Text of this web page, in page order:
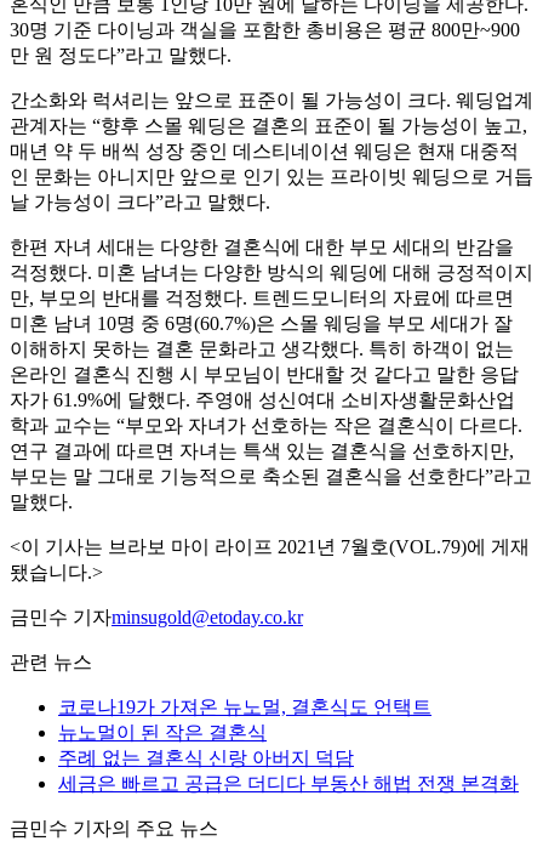
혼식인 만큼 보통 1인당 10만 원에 달하는 다이닝을 제공한다.
30명 기준 다이닝과 객실을 포함한 총비용은 평균 800만~900
만 원 정도다”라고 말했다.
간소화와 럭셔리는 앞으로 표준이 될 가능성이 크다. 웨딩업계
관계자는 “향후 스몰 웨딩은 결혼의 표준이 될 가능성이 높고,
매년 약 두 배씩 성장 중인 데스티네이션 웨딩은 현재 대중적
인 문화는 아니지만 앞으로 인기 있는 프라이빗 웨딩으로 거듭
날 가능성이 크다”라고 말했다.
한편 자녀 세대는 다양한 결혼식에 대한 부모 세대의 반감을
걱정했다. 미혼 남녀는 다양한 방식의 웨딩에 대해 긍정적이지
만, 부모의 반대를 걱정했다. 트렌드모니터의 자료에 따르면
미혼 남녀 10명 중 6명(60.7%)은 스몰 웨딩을 부모 세대가 잘
이해하지 못하는 결혼 문화라고 생각했다. 특히 하객이 없는
온라인 결혼식 진행 시 부모님이 반대할 것 같다고 말한 응답
자가 61.9%에 달했다. 주영애 성신여대 소비자생활문화산업
학과 교수는 “부모와 자녀가 선호하는 작은 결혼식이 다르다.
연구 결과에 따르면 자녀는 특색 있는 결혼식을 선호하지만,
부모는 말 그대로 기능적으로 축소된 결혼식을 선호한다”라고
말했다.
<이 기사는 브라보 마이 라이프 2021년 7월호(VOL.79)에 게재
됐습니다.>
금민수 기자minsugold@etoday.co.kr
관련 뉴스
코로나19가 가져온 뉴노멀, 결혼식도 언택트
뉴노멀이 된 작은 결혼식
주례 없는 결혼식 신랑 아버지 덕담
세금은 빠르고 공급은 더디다 부동산 해법 전쟁 본격화
금민수 기자의 주요 뉴스